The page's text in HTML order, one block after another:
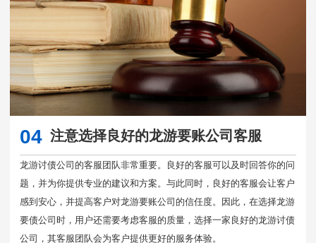
04 注意选择良好的龙游要账公司客服
龙游讨债公司的客服团队非常重要。良好的客服可以及时回答你的问
题，并为你提供专业的建议和方案。与此同时，良好的客服会让客户
感到安心，并提高客户对龙游要账公司的信任度。因此，在选择龙游
要债公司时，用户还需要考虑客服的质量，选择一家良好的龙游讨债
公司，其客服团队会为客户提供更好的服务体验。